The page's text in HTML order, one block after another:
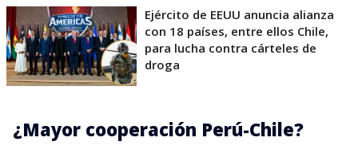
Ejército de EEUU anuncia alianza
con 18 países, entre ellos Chile,
para lucha contra cárteles de
droga
¿Mayor cooperación Perú-Chile?